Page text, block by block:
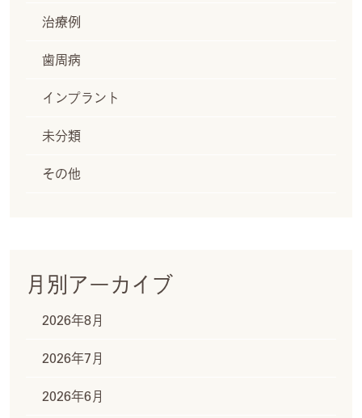
治療例
歯周病
インプラント
未分類
その他
月別アーカイブ
2026年8月
2026年7月
2026年6月